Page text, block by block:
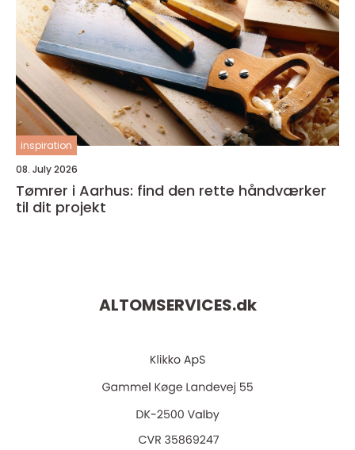
inspiration
08. July 2026
Tømrer i Aarhus: find den rette håndværker
til dit projekt
ALTOMSERVICES.dk